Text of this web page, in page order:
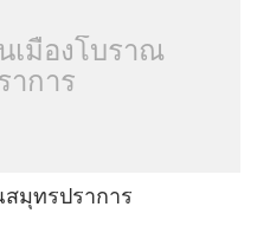
เมืองโบราณ
าการ
มุทรปราการ